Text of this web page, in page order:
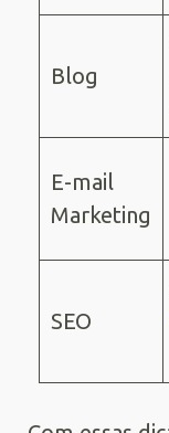
Blog
E-mail
Marketing
SEO